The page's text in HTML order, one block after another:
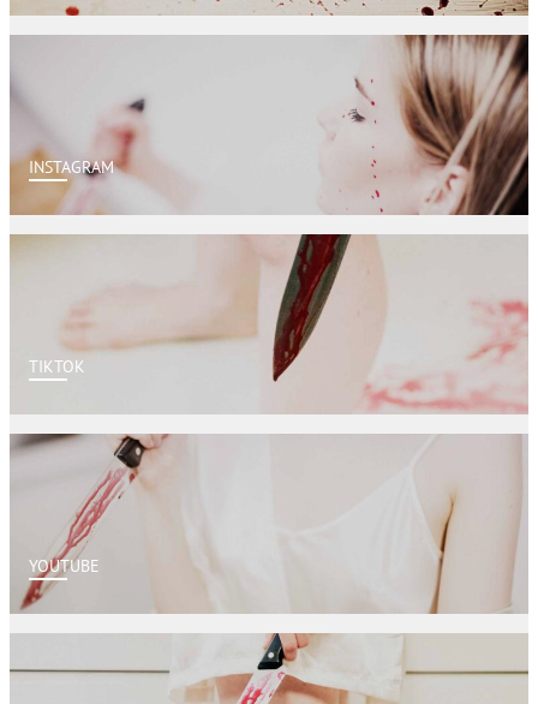
INSTAGRAM
TIKTOK
YOUTUBE